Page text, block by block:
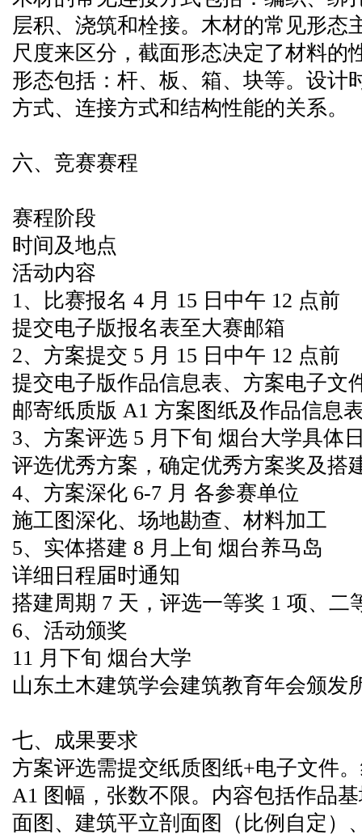
层积、浇筑和栓接。木材的常见形态
尺度来区分，截面形态决定了材料的
形态包括：杆、板、箱、块等。设计
方式、连接方式和结构性能的关系。
六、竞赛赛程
赛程阶段
时间及地点
活动内容
1、比赛报名 4 月 15 日中午 12 点前
提交电子版报名表至大赛邮箱
2、方案提交 5 月 15 日中午 12 点前
提交电子版作品信息表、方案电子文
邮寄纸质版 A1 方案图纸及作品信息
3、方案评选 5 月下旬 烟台大学具体
评选优秀方案，确定优秀方案奖及搭
4、方案深化 6-7 月 各参赛单位
施工图深化、场地勘查、材料加工
5、实体搭建 8 月上旬 烟台养马岛
详细日程届时通知
搭建周期 7 天，评选一等奖 1 项、二
6、活动颁奖
11 月下旬 烟台大学
山东土木建筑学会建筑教育年会颁发
七、成果要求
方案评选需提交纸质图纸+电子文件
A1 图幅，张数不限。内容包括作品
面图、建筑平立剖面图（比例自定）